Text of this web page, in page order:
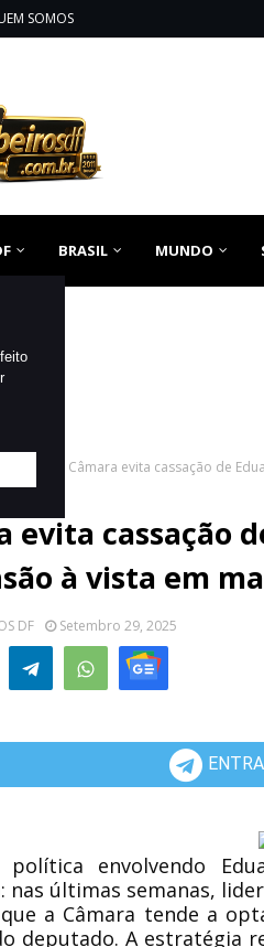
SOMOS
BRASIL MUNDO
Câmara evita cassação de
evita cassação
à vista em
DF Setembro 29, 2025
envolvendo
nas últimas semanas,
a Câmara tende a
deputado. A estratégia